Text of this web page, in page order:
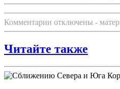
Комментарии отключены -
Читайте также